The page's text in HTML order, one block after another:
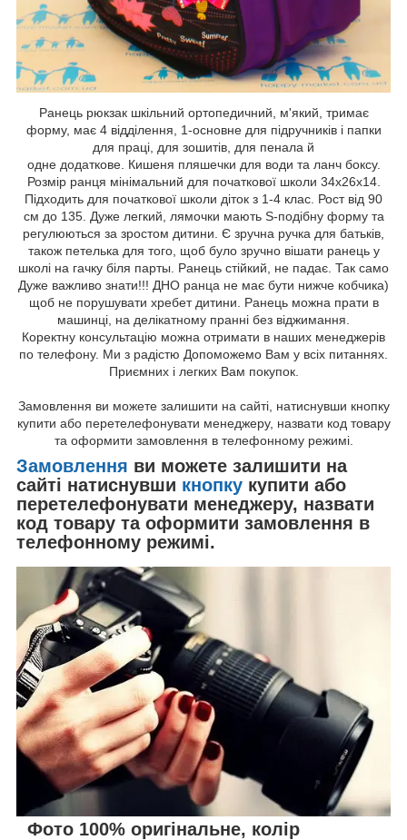
Ранець рюкзак шкільний ортопедичний, м'який, тримає
форму, має 4 відділення, 1-основне для підручників і папки
для праці, для зошитів, для пенала й
одне додаткове. Кишеня пляшечки для води та ланч боксу.
Розмір ранця мінімальний для початкової школи 34х26х14.
Підходить для початкової школи діток з 1-4 клас. Рост від 90
см до 135. Дуже легкий, лямочки мають S-подібну форму та
регулюються за зростом дитини. Є зручна ручка для батьків,
також петелька для того, щоб було зручно вішати ранець у
школі на гачку біля парты. Ранець стійкий, не падає. Так само
Дуже важливо знати!!! ДНО ранца не має бути нижче кобчика)
щоб не порушувати хребет дитини. Ранець можна прати в
машинці, на делікатному пранні без віджимання.
Коректну консультацію можна отримати в наших менеджерів
по телефону. Ми з радістю Допоможемо Вам у всіх питаннях.
Приємних і легких Вам покупок.
Замовлення ви можете залишити на сайті, натиснувши кнопку
купити або перетелефонувати менеджеру, назвати код товару
та оформити замовлення в телефонному режимі.
Замовлення ви можете залишити на
сайті натиснувши кнопку купити або
перетелефонувати менеджеру, назвати
код товару та оформити замовлення в
телефонному режимі.
Фото 100% оригінальне, колір